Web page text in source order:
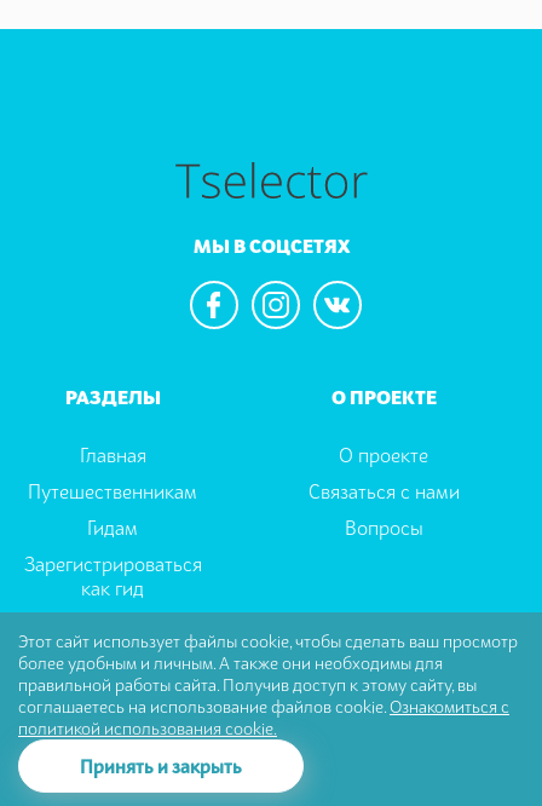
РАЗДЕЛЫ
Главная
Путешественникам
Гидам
Зарегистрироваться
как гид
О ПРОЕКТЕ
О проекте
Связаться с нами
Вопросы
МЫ В СОЦСЕТЯХ
Пользовательское соглашение
Политика
Конфиденциальности
© Tselector Все права защищены
Этот сайт использует файлы cookie, чтобы сделать ваш просмотр
более удобным и личным. А также они необходимы для
правильной работы сайта. Получив доступ к этому сайту, вы
соглашаетесь на использование файлов cookie. Ознакомиться с
политикой использования cookie.
Принять и закрыть